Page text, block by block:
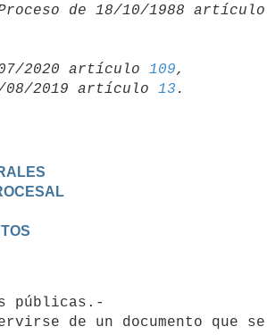
Proceso de 18/10/1988 artículo
2020 artículo 109,
08/2019 artículo
13